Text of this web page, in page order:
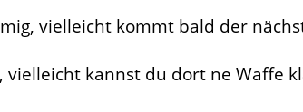
vielleicht kommt bald der
vielleicht kannst du dort ne Waffe